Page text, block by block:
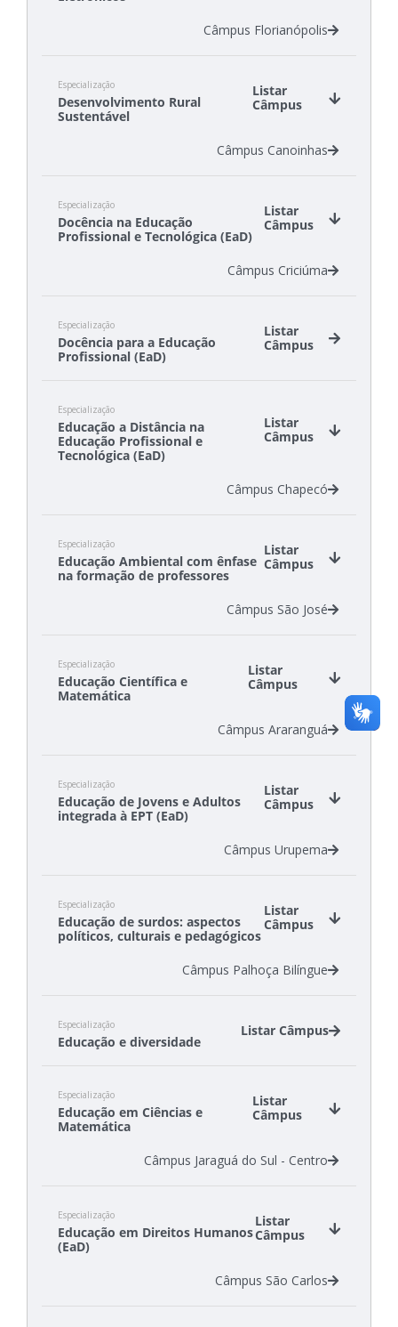
Câmpus Florianópolis
Especialização
Desenvolvimento Rural
Sustentável
Listar
Câmpus
Câmpus Canoinhas
Especialização
Docência na Educação
Profissional e Tecnológica (EaD)
Listar
Câmpus
Câmpus Criciúma
Especialização
Docência para a Educação
Profissional (EaD)
Listar
Câmpus
Câmpus Criciúma
Câmpus São Lourenço do Oeste
Câmpus Tubarão
Especialização
Educação a Distância na
Educação Profissional e
Tecnológica (EaD)
Listar
Câmpus
Câmpus Chapecó
Especialização
Educação Ambiental com ênfase
na formação de professores
Listar
Câmpus
Câmpus São José
Especialização
Educação Científica e
Matemática
Listar
Câmpus
Câmpus Araranguá
Especialização
Educação de Jovens e Adultos
integrada à EPT (EaD)
Listar
Câmpus
Câmpus Urupema
Especialização
Educação de surdos: aspectos
políticos, culturais e pedagógicos
Listar
Câmpus
Câmpus Palhoça Bilíngue
Especialização
Educação e diversidade
Listar Câmpus
Câmpus São Carlos
Especialização
Educação em Ciências e
Matemática
Listar
Câmpus
Câmpus Jaraguá do Sul - Centro
Especialização
Educação em Direitos Humanos
(EaD)
Listar
Câmpus
Câmpus São Carlos